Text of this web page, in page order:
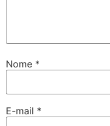
Nome *
E-mail *